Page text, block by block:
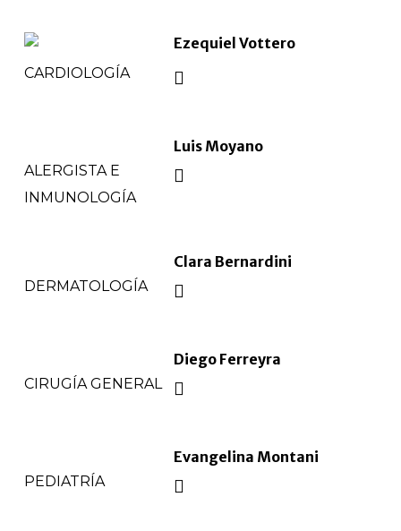
Ezequiel Vottero
CARDIOLOGÍA
Luis Moyano
ALERGISTA E
INMUNOLOGÍA
Clara Bernardini
DERMATOLOGÍA
Diego Ferreyra
CIRUGÍA GENERAL
Evangelina Montani
PEDIATRÍA